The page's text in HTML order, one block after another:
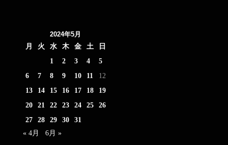
2024年5月
月
火 水 木 金 土
日
1
2 3 4
5
6
7 8 9 10 11
12
13
14 15 16 17 18
19
20
21 22 23 24 25
26
27
28 29 30
31
« 4月
6月 »